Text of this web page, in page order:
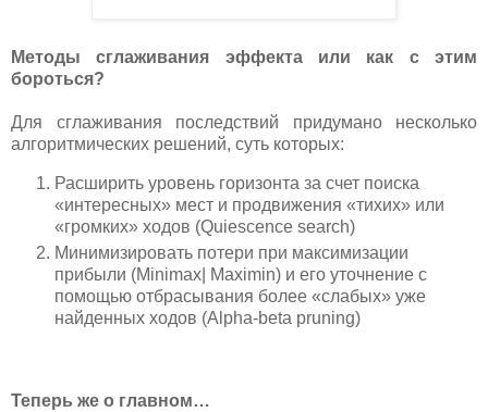
Методы сглаживания эффекта или как с этим
бороться?
Для сглаживания последствий придумано несколько
алгоритмических решений, суть которых:
Расширить уровень горизонта за счет поиска
«интересных» мест и продвижения «тихих» или
«громких» ходов (Quiescence search)
Минимизировать потери при максимизации
прибыли (Minimax| Maximin) и его уточнение с
помощью отбрасывания более «слабых» уже
найденных ходов (Alpha-beta pruning)
Теперь же о главном…